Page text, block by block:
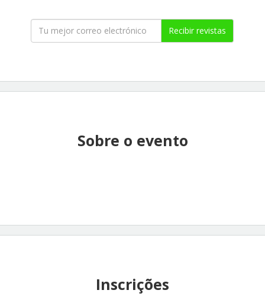
Recibir revistas
Sobre o evento
Inscrições